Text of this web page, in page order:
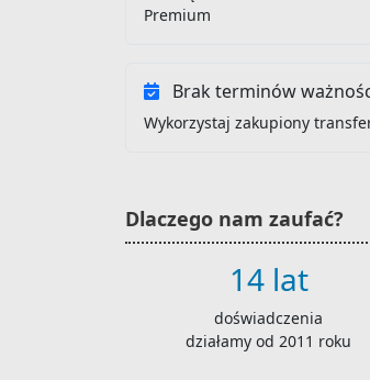
Premium
Brak terminów
Wykorzystaj zakupiony
Dlaczego nam zaufać?
14 lat
doświadczenia
działamy od 2011 roku